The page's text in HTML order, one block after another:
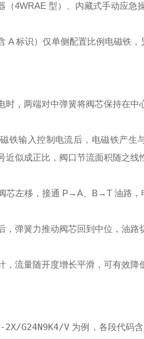
（4WRAE 型）、内藏式手动应急
A 标识）仅单侧配置比例电磁铁
时，两端对中弹簧将阀芯保持在
磁铁输入控制电流后，电磁铁产
近似成正比，阀口节流面积随之线
芯左移，接通 P→A、B→T 油路，
，弹簧力推动阀芯回到中位，油路
，流量随开度增长平滑，可有效降
2X/G24N9K4/V 为例，各段代码